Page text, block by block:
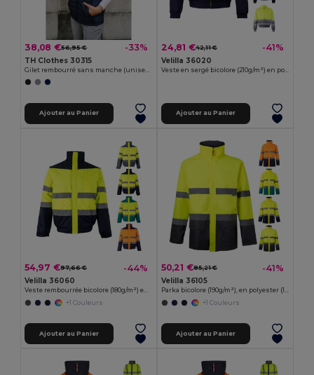
38,08 €56,95 € -33%
TH Clothes 30315
Ajouter au Panier
24,81 €42,11 € -41%
Velilla 36020
Ajouter au Panier
54,97 €97,66 € -44%
Velilla 36060
Veste rembourrée bicolore (180g/m²) en polyester (100%), avec finition PU
+1 Couleurs
Ajouter au Panier
50,21 €85,21 € -41%
Velilla 36105
Parka bicolore (190g/m²), en polyester (100%), avec finition PU
+1 Couleurs
Ajouter au Panier